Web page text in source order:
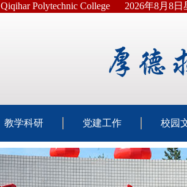
Qiqihar Polytechnic College 2026年8月8日
教学科研 党建工作 校园